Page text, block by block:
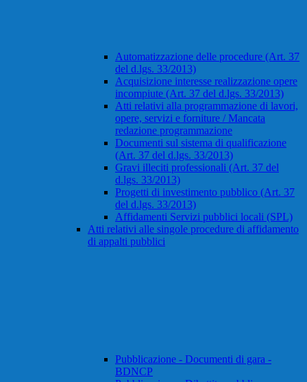
Automatizzazione delle procedure (Art. 37
del d.lgs. 33/2013)
Acquisizione interesse realizzazione opere
incompiute (Art. 37 del d.lgs. 33/2013)
Atti relativi alla programmazione di lavori,
opere, servizi e forniture / Mancata
redazione programmazione
Documenti sul sistema di qualificazione
(Art. 37 del d.lgs. 33/2013)
Gravi illeciti professionali (Art. 37 del
d.lgs. 33/2013)
Progetti di investimento pubblico (Art. 37
del d.lgs. 33/2013)
Affidamenti Servizi pubblici locali (SPL)
Atti relativi alle singole procedure di affidamento
di appalti pubblici
Pubblicazione - Documenti di gara -
BDNCP